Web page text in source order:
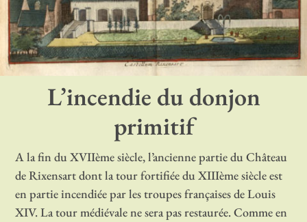
L’incendie du donjon
primitif
A la fin du XVIIème siècle, l’ancienne partie du Château
de Rixensart dont la tour fortifiée du XIIIème siècle est
en partie incendiée par les troupes françaises de Louis
XIV. La tour médiévale ne sera pas restaurée. Comme en